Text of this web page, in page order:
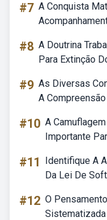
#7 A Conquista
#8 A Doutrina
Para Extinção
#9 As Diversas
A
#10 A
Importante
#11
Identifique A
Da Lei De
#12 O